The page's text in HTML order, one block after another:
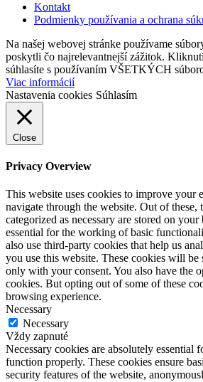
Kontakt
Podmienky používania a ochrana
Na našej webovej stránke používame
poskytli čo najrelevantnejší zážitok.
súhlasíte s používaním VŠETKÝCH
Viac informácií
Nastavenia cookies Súhlasím
Close
Privacy Overview
This website uses cookies to improve your
navigate through the website. Out of these,
categorized as necessary are stored on
essential for the working of basic
also use third-party cookies that help us
you use this website. These cookies will
only with your consent. You also have the
cookies. But opting out of some of these
browsing experience.
Necessary
Necessary
Vždy zapnuté
Necessary cookies are absolutely essential
function properly. These cookies ensure
security features of the website,